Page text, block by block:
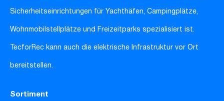
Sicherheitseinrichtungen für Yachthäfen, Campingplätze,
Wohnmobilstellplätze und Freizeitparks spezialisiert ist.
TecforRec kann auch die elektrische Infrastruktur vor Ort
bereitstellen.
Sortiment